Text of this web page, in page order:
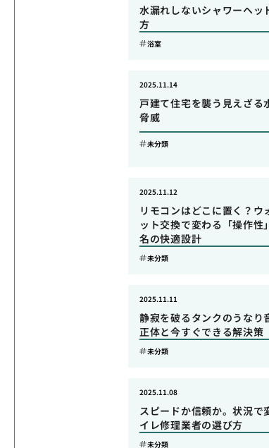
水漏れしないシャワーヘッ
方
浴室
戸建て住宅を襲う見えざる
脅威
2025.11.14
未分類
リモコンはどこに置く？ウ
ット交換で変わる「操作性
名の快適設計
2025.11.12
未分類
静寂を破るタンクのうなり
正体と今すぐできる解決策
2025.11.11
未分類
スピードか信頼か。状況で
イレ修理業者の選び方
2025.11.08
未分類